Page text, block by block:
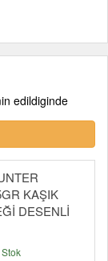
edildiginde
KAŞIK
DESENLİ